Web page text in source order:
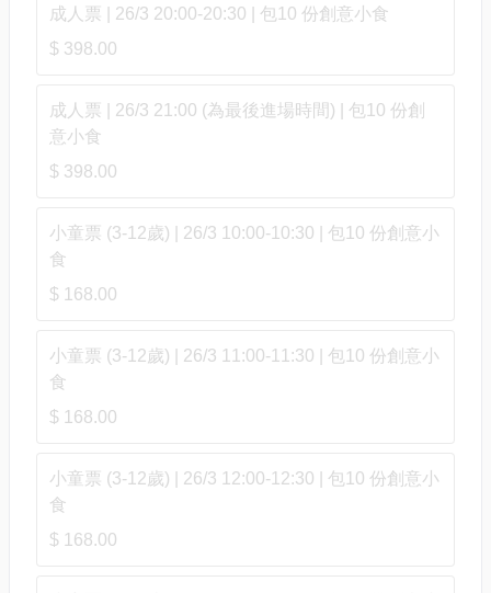
成人票 | 26/3 20:00-20:30 | 包10 份創意小食
$ 398.00
成人票 | 26/3 21:00 (為最後進場時間) | 包10 份創
意小食
$ 398.00
小童票 (3-12歲) | 26/3 10:00-10:30 | 包10 份創意小
食
$ 168.00
小童票 (3-12歲) | 26/3 11:00-11:30 | 包10 份創意小
食
$ 168.00
小童票 (3-12歲) | 26/3 12:00-12:30 | 包10 份創意小
食
$ 168.00